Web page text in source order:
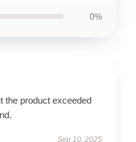
0%
the product exceeded
Sep 10, 2025